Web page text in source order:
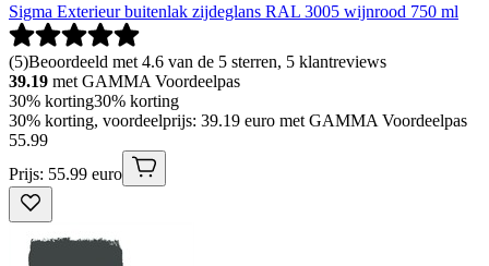
Sigma Exterieur buitenlak zijdeglans RAL 3005 wijnrood 750 ml
(5)Beoordeeld met 4.6 van de 5 sterren, 5 klantreviews
39.19 met GAMMA Voordeelpas
30% korting30% korting
30% korting, voordeelprijs: 39.19 euro met GAMMA Voordeelpas
55.99
Prijs: 55.99 euro